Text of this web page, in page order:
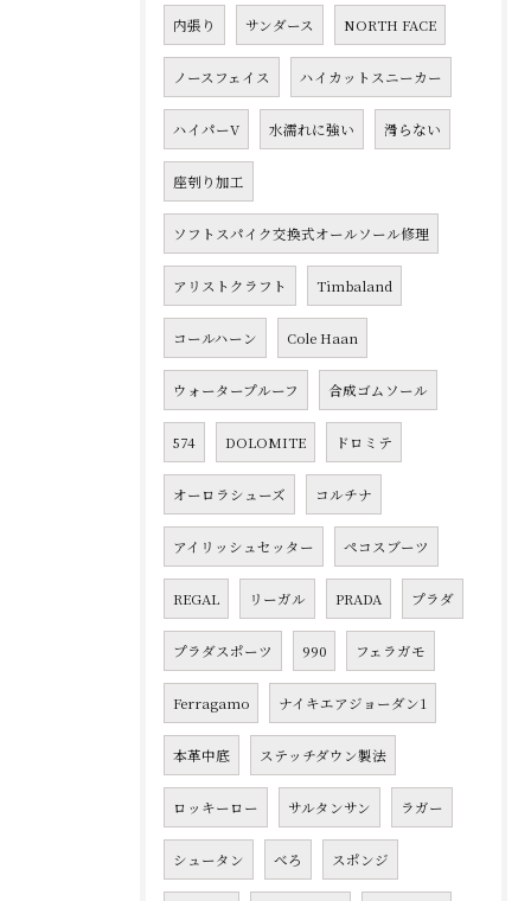
内張り サンダース NORTH FACE
ノースフェイス ハイカットスニーカー
ハイパーV 水濡れに強い 滑らない
座刳り加工
ソフトスパイク交換式オールソール修理
アリストクラフト Timbaland
コールハーン Cole Haan
ウォータープルーフ 合成ゴムソール
574 DOLOMITE ドロミテ
オーロラシューズ コルチナ
アイリッシュセッター ペコスブーツ
REGAL リーガル PRADA プラダ
プラダスポーツ 990 フェラガモ
Ferragamo ナイキエアジョーダン1
本革中底 ステッチダウン製法
ロッキーロー サルタンサン ラガー
シュータン べろ スポンジ